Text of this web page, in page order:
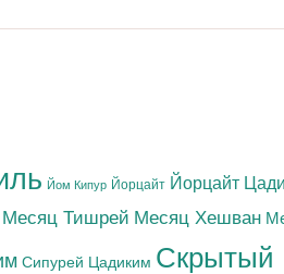
Йом Кипур Йорцайт Йорцайт
Месяц Тишрей Месяц Хешван
Сипурей Цадиким Скрытый